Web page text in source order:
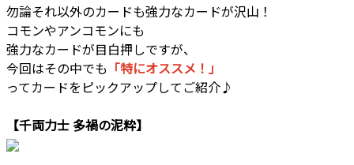
勿論それ以外のカードも強力なカードが沢山！
コモンやアンコモンにも
強力なカードが目白押しですが、
今回はその中でも 「特にオススメ！」
ってカードをピックアップしてご紹介♪
【千両力士 多禍の泥粋】